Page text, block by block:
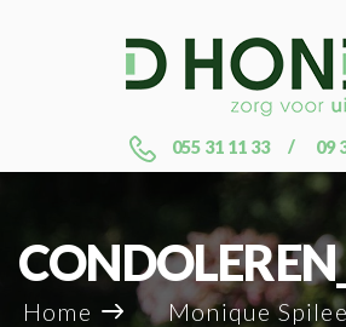
055 31 11 33 09
Home Monique